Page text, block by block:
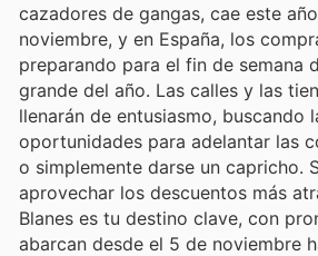
cazadores de gangas, cae este
noviembre, y en España, los
preparando para el fin de semana
grande del año. Las calles y las
llenarán de entusiasmo, buscando
oportunidades para adelantar las
o simplemente darse un capricho.
aprovechar los descuentos más
Blanes es tu destino clave, con
abarcan desde el 5 de noviembre